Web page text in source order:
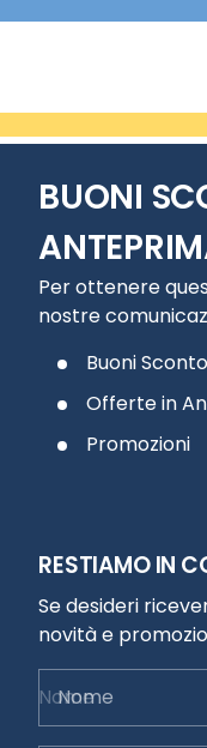
BUONI
Per ottenere
nostre
Buoni Sconto
Offerte in
Promozioni
RESTIAMO IN
Se desideri
novità e
Nome